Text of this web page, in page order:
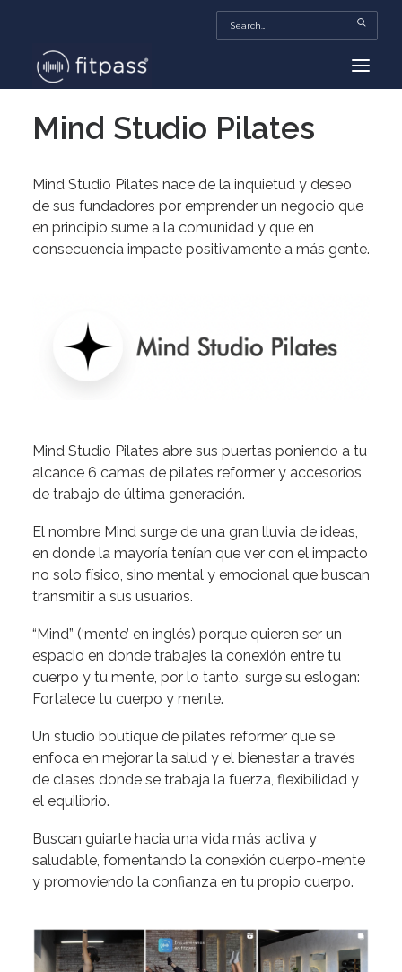
HOME
BEAUTY
FITPASS TV
MORE…
Mind Studio Pilates
Mind Studio Pilates nace de la inquietud y deseo
de sus fundadores por emprender un negocio que
en principio sume a la comunidad y que en
consecuencia impacte positivamente a más gente.
Mind Studio Pilates abre sus puertas poniendo a tu
alcance 6 camas de pilates reformer y accesorios
de trabajo de última generación.
El nombre Mind surge de una gran lluvia de ideas,
en donde la mayoría tenían que ver con el impacto
no solo físico, sino mental y emocional que buscan
transmitir a sus usuarios.
“Mind” (‘mente’ en inglés) porque quieren ser un
espacio en donde trabajes la conexión entre tu
cuerpo y tu mente, por lo tanto, surge su eslogan:
Fortalece tu cuerpo y mente.
Un studio boutique de pilates reformer que se
enfoca en mejorar la salud y el bienestar a través
de clases donde se trabaja la fuerza, flexibilidad y
el equilibrio.
Buscan guiarte hacia una vida más activa y
saludable, fomentando la conexión cuerpo-mente
y promoviendo la confianza en tu propio cuerpo.